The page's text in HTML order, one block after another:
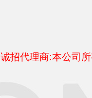
诚招代理商:本公司